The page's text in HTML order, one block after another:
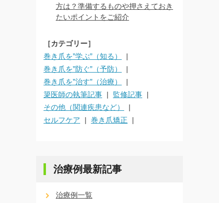
方は？準備するものや押さえておき
たいポイントをご紹介
［カテゴリー］
巻き爪を”学ぶ”（知る）
巻き爪を”防ぐ”（予防）
巻き爪を”治す”（治療）
簗医師の執筆記事
監修記事
その他（関連疾患など）
セルフケア
巻き爪矯正
治療例最新記事
治療例一覧